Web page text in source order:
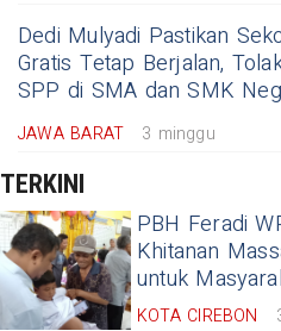
Dedi Mulyadi Pastikan
Gratis Tetap Berjalan,
SPP di SMA dan SMK
JAWA BARAT 3 minggu
TERKINI
PBH Feradi
Khitanan
untuk
KOTA CIREBON